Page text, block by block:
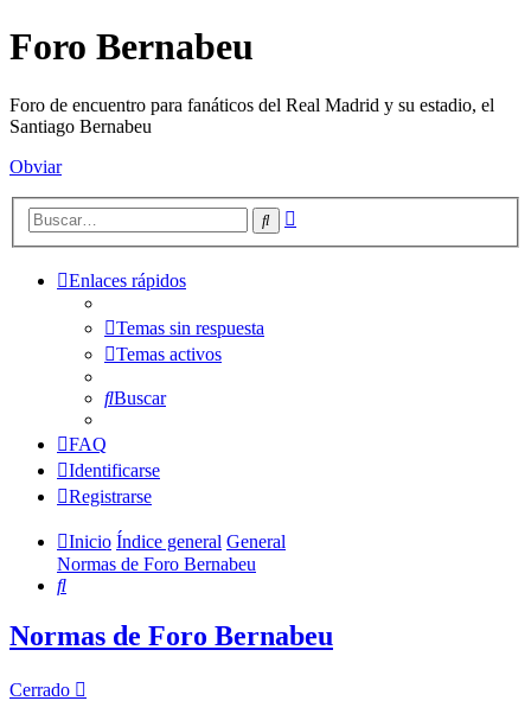
Foro Bernabeu
Foro de encuentro para fanáticos del Real Madrid y su estadio, el
Santiago Bernabeu
Obviar
Buscar
Enlaces rápidos
Temas sin respuesta
Temas activos
Buscar
FAQ
Identificarse
Registrarse
Inicio Índice general General
Normas de Foro Bernabeu
Buscar
Normas de Foro Bernabeu
Cerrado